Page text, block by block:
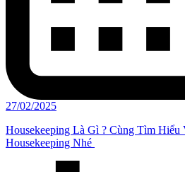
27/02/2025
Housekeeping Là Gì ? Cùng Tìm Hiểu
Housekeeping Nhé